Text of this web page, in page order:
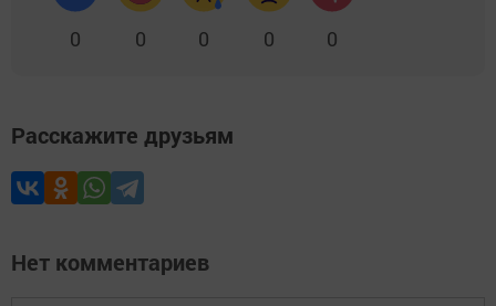
0 0 0 0 0
Расскажите друзьям
Нет комментариев